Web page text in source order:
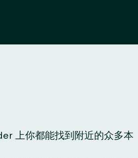
上你都能找到附近的众多本